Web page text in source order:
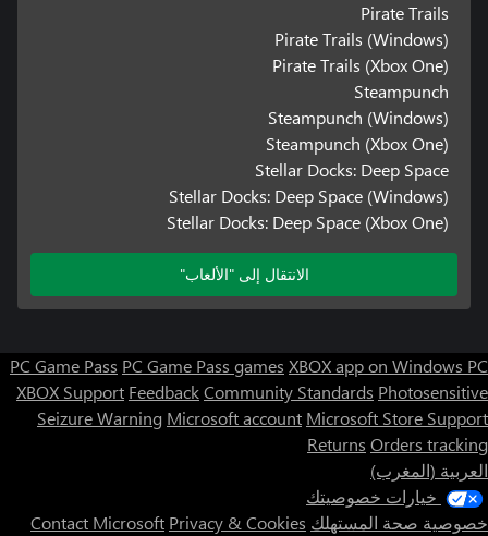
Pirate Trails
Pirate Trails (Windows)
Pirate Trails (Xbox One)
Steampunch
Steampunch (Windows)
Steampunch (Xbox One)
Stellar Docks: Deep Space
Stellar Docks: Deep Space (Windows)
Stellar Docks: Deep Space (Xbox One)
الانتقال إلى "الألعاب"
PC Game Pass PC Game Pass games XBOX app on Windows PC
XBOX Support FeedbackCommunity Standards Photosensitive
Seizure Warning Microsoft account Microsoft Store Support
Returns Orders tracking
العربية (المغرب)
خيارات خصوصيتك
خصوصية صحة المستهلك
Contact Microsoft Privacy & Cookies